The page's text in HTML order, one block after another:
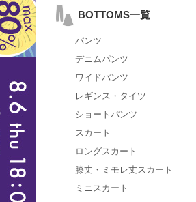
BOTTOMS一覧
パンツ
デニムパンツ
ワイドパンツ
レギンス・タイツ
ショートパンツ
スカート
ロングスカート
膝丈・ミモレ丈スカート
ミニスカート